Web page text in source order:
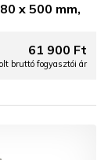
x 500 mm,
61 900 Ft
bruttó fogyasztói ár